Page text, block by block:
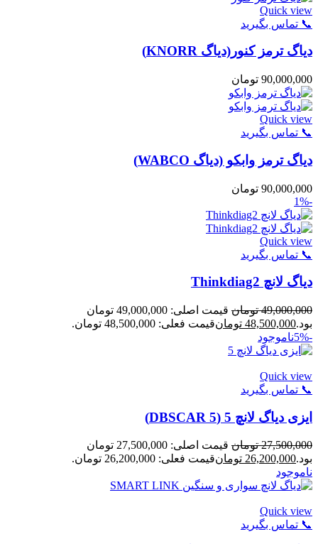
Quick view
📞 تماس بگیرید
دیاگ ترمز کنور(دیاگ KNORR)
90,000,000 تومان
Quick view
📞 تماس بگیرید
دیاگ ترمز وابکو (دیاگ WABCO)
90,000,000 تومان
-1%
Quick view
📞 تماس بگیرید
دیاگ لانچ Thinkdiag2
49,000,000 تومان
قیمت اصلی: 49,000,000 تومان
بود.48,500,000 تومانقیمت فعلی: 48,500,000 تومان.
-5%
ناموجود
Quick view
📞 تماس بگیرید
ایزی دیاگ لانچ 5 (DBSCAR 5)
27,500,000 تومان
قیمت اصلی: 27,500,000 تومان
بود.26,200,000 تومانقیمت فعلی: 26,200,000 تومان.
ناموجود
Quick view
📞 تماس بگیرید